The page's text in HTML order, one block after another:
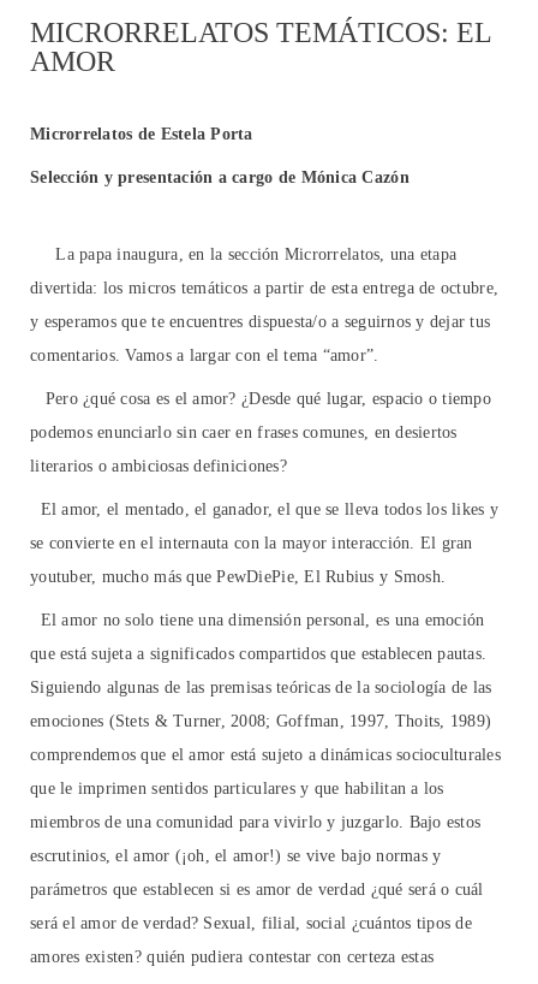
MICRORRELATOS TEMÁTICOS: EL
AMOR
Microrrelatos de Estela Porta
Selección y presentación a cargo de Mónica Cazón
La papa inaugura, en la sección Microrrelatos, una etapa
divertida: los micros temáticos a partir de esta entrega de octubre,
y esperamos que te encuentres dispuesta/o a seguirnos y dejar tus
comentarios. Vamos a largar con el tema “amor”.
Pero ¿qué cosa es el amor? ¿Desde qué lugar, espacio o tiempo
podemos enunciarlo sin caer en frases comunes, en desiertos
literarios o ambiciosas definiciones?
El amor, el mentado, el ganador, el que se lleva todos los likes y
se convierte en el internauta con la mayor interacción. El gran
youtuber, mucho más que PewDiePie, El Rubius y Smosh.
El amor no solo tiene una dimensión personal, es una emoción
que está sujeta a significados compartidos que establecen pautas.
Siguiendo algunas de las premisas teóricas de la sociología de las
emociones (Stets & Turner, 2008; Goffman, 1997, Thoits, 1989)
comprendemos que el amor está sujeto a dinámicas socioculturales
que le imprimen sentidos particulares y que habilitan a los
miembros de una comunidad para vivirlo y juzgarlo. Bajo estos
escrutinios, el amor (¡oh, el amor!) se vive bajo normas y
parámetros que establecen si es amor de verdad ¿qué será o cuál
será el amor de verdad? Sexual, filial, social ¿cuántos tipos de
amores existen? quién pudiera contestar con certeza estas